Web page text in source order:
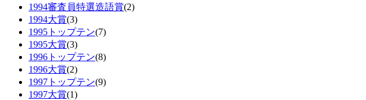
1994審査員特選造語賞(2)
1994大賞(3)
1995トップテン(7)
1995大賞(3)
1996トップテン(8)
1996大賞(2)
1997トップテン(9)
1997大賞(1)